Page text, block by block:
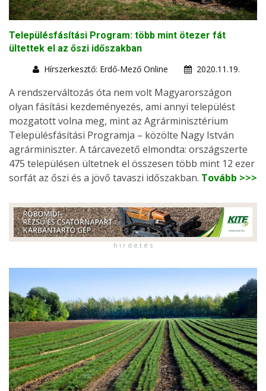
Településfásítási Program: több mint ötezer fát
ültettek el az őszi időszakban
Hírszerkesztő: Erdő-Mező Online
2020.11.19.
A rendszerváltozás óta nem volt Magyarországon
olyan fásítási kezdeményezés, ami annyi települést
mozgatott volna meg, mint az Agrárminisztérium
Településfásítási Programja – közölte Nagy István
agrárminiszter. A tárcavezető elmondta: országszerte
475 településen ültetnek el összesen több mint 12 ezer
sorfát az őszi és a jövő tavaszi időszakban. Tovább >>>
h i r d e t é s